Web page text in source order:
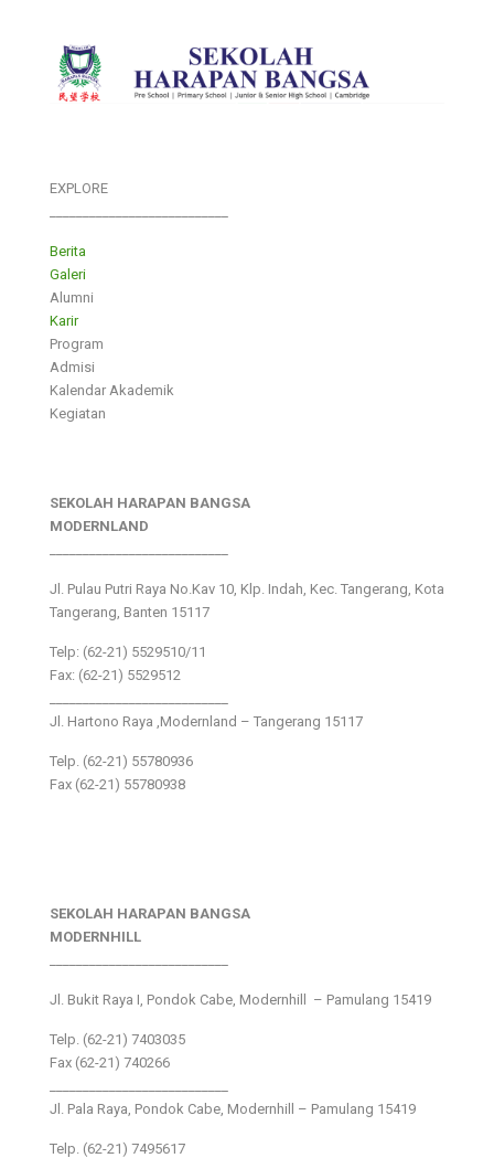
EXPLORE
Berita
Galeri
Alumni
Karir
Program
Admisi
Kalendar Akademik
Kegiatan
SEKOLAH HARAPAN BANGSA
MODERNLAND
Jl. Pulau Putri Raya No.Kav 10, Klp. Indah, Kec. Tangerang, Kota
Tangerang, Banten 15117
Telp: (62-21) 5529510/11
Fax: (62-21) 5529512
Jl. Hartono Raya ,Modernland – Tangerang 15117
Telp. (62-21) 55780936
Fax (62-21) 55780938
SEKOLAH HARAPAN BANGSA
MODERNHILL
Jl. Bukit Raya I, Pondok Cabe, Modernhill – Pamulang 15419
Telp. (62-21) 7403035
Fax (62-21) 740266
Jl. Pala Raya, Pondok Cabe, Modernhill – Pamulang 15419
Telp. (62-21) 7495617